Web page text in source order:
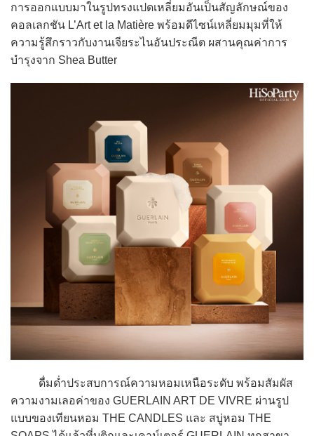
การออกแบบมาในรูปทรงแปดเหลี่ยมอันเป็นสัญลักษณ์ของ
คอลเลกชัน L’Art et la Matière พร้อมดีไซน์เหลี่ยมมุมที่ให้
ความรู้สึกราวกับงานเจียระไนอันประณีต ผสานคุณค่าการ
บำรุงจาก Shea Butter
ดื่มด่ำประสบการณ์ความหอมเหนือระดับ พร้อมสัมผัส
ความงามเลอค่าของ GUERLAIN ART DE VIVRE ผ่านรูป
แบบของเทียนหอม THE CANDLES และ สบู่หอม THE